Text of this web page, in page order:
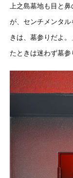
上之島墓地も目と
が、センチメンタ
きは、墓参りだよ
たときは迷わず墓参